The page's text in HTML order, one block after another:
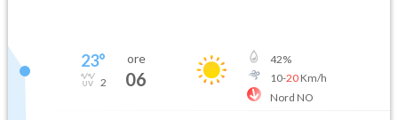
23°
2
ore
06
42%
10-20Km/h
Nord NO